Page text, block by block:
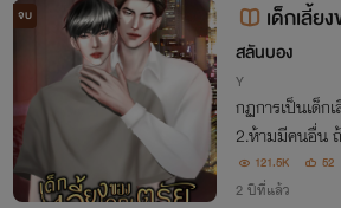
จบ
เด็กเลี้ย
ง 29/02/67)
สลันบอง
Y
กฏการเป็นเด็
2.ห้ามมีคนอื่น
3.ทำตามที่บอก
การทุกเมื่อ
121.5K 52
2 ปีที่แล้ว